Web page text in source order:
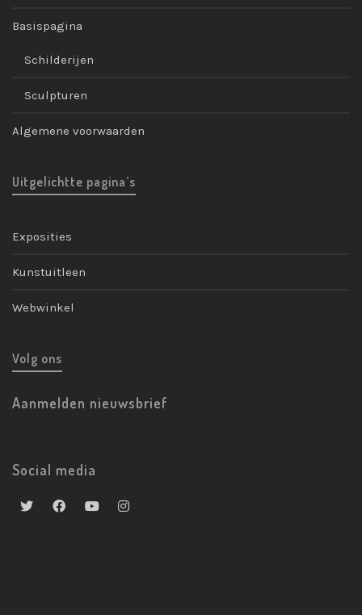
Basispagina
Schilderijen
Sculpturen
Algemene voorwaarden
Uitgelichtte pagina’s
Exposities
Kunstuitleen
Webwinkel
Volg ons
Aanmelden nieuwsbrief
Social media